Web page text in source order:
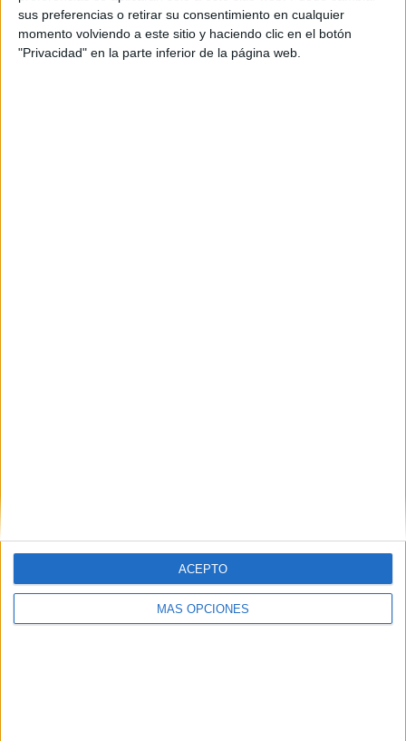
sus preferencias o retirar su consentimiento en cualquier
momento volviendo a este sitio y haciendo clic en el botón
"Privacidad" en la parte inferior de la página web.
MÁS OPCIONES
ACEPTO
PINTEREST